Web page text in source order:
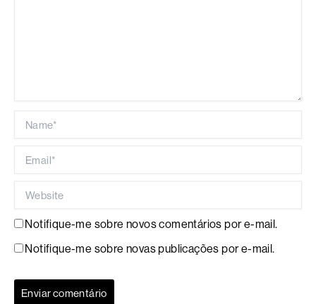
Notifique-me sobre novos comentários por e-mail.
Notifique-me sobre novas publicações por e-mail.